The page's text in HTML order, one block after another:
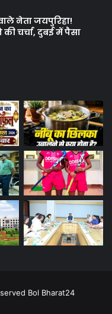
नेता जयपुरिहा!
चर्चा, दुबई में पैसा
Bol Bharat24